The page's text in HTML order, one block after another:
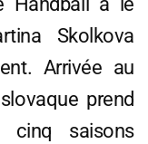
Skolkova
Arrivée au
prend
cinq saisons